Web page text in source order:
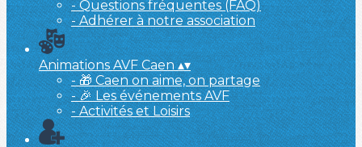
- Questions fréquentes (FAQ)
- Adhérer à notre association
Animations AVF Caen▴▾
- 🎁 Caen on aime, on partage
- 🎉 Les événements AVF
- Activités et Loisirs